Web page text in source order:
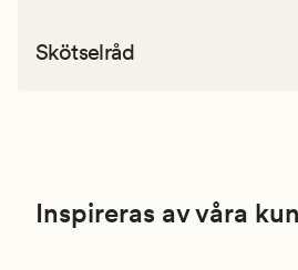
Skötselråd
Inspireras av våra